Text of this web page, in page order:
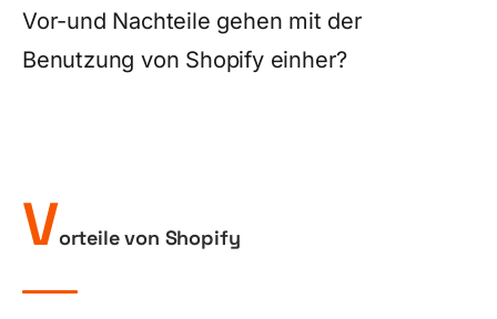
Vor-und Nachteile gehen mit der
Benutzung von Shopify einher?
Vorteile von Shopify